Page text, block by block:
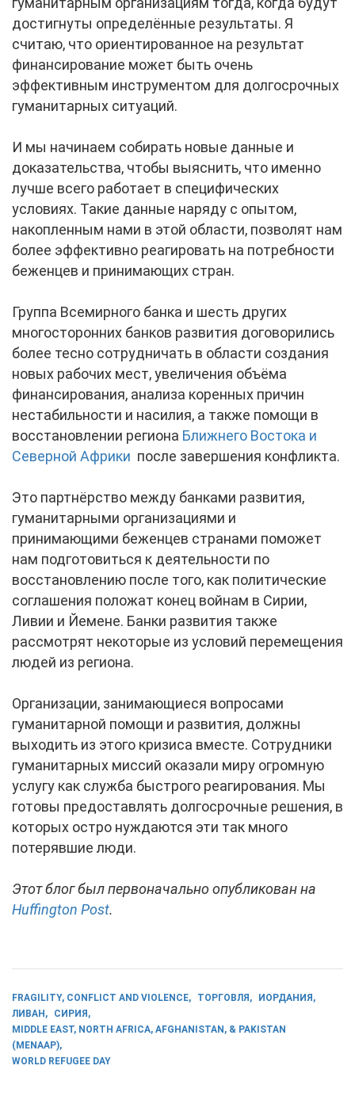
достигнуты определённые результаты. Я
считаю, что ориентированное на результат
финансирование может быть очень
эффективным инструментом для долгосрочных
гуманитарных ситуаций.
И мы начинаем собирать новые данные и
доказательства, чтобы выяснить, что именно
лучше всего работает в специфических
условиях. Такие данные наряду с опытом,
накопленным нами в этой области, позволят нам
более эффективно реагировать на потребности
беженцев и принимающих стран.
Группа Всемирного банка и шесть других
многосторонних банков развития договорились
более тесно сотрудничать в области создания
новых рабочих мест, увеличения объёма
финансирования, анализа коренных причин
нестабильности и насилия, а также помощи в
восстановлении региона Ближнего Востока и
Северной Африки после завершения конфликта.
Это партнёрство между банками развития,
гуманитарными организациями и
принимающими беженцев странами поможет
нам подготовиться к деятельности по
восстановлению после того, как политические
соглашения положат конец войнам в Сирии,
Ливии и Йемене. Банки развития также
рассмотрят некоторые из условий перемещения
людей из региона.
Организации, занимающиеся вопросами
гуманитарной помощи и развития, должны
выходить из этого кризиса вместе. Сотрудники
гуманитарных миссий оказали миру огромную
услугу как служба быстрого реагирования. Мы
готовы предоставлять долгосрочные решения, в
которых остро нуждаются эти так много
потерявшие люди.
Этот блог был первоначально опубликован на
Huffington Post.
FRAGILITY, CONFLICT AND VIOLENCE ТОРГОВЛЯ
ИОРДАНИЯ
ЛИВАН
СИРИЯ
MIDDLE EAST, NORTH AFRICA, AFGHANISTAN, & PAKISTAN
(MENAAP)
WORLD REFUGEE DAY